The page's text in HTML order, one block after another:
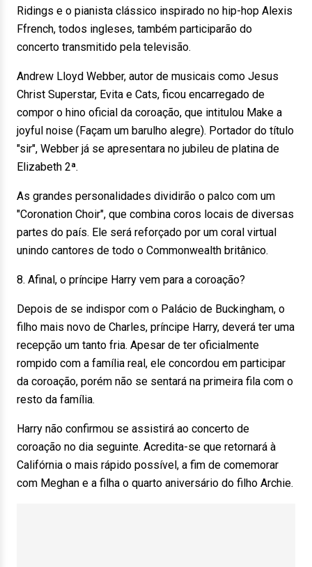
Ridings e o pianista clássico inspirado no hip-hop Alexis
Ffrench, todos ingleses, também participarão do
concerto transmitido pela televisão.
Andrew Lloyd Webber, autor de musicais como Jesus
Christ Superstar, Evita e Cats, ficou encarregado de
compor o hino oficial da coroação, que intitulou Make a
joyful noise (Façam um barulho alegre). Portador do título
"sir", Webber já se apresentara no jubileu de platina de
Elizabeth 2ª.
As grandes personalidades dividirão o palco com um
"Coronation Choir", que combina coros locais de diversas
partes do país. Ele será reforçado por um coral virtual
unindo cantores de todo o Commonwealth britânico.
8. Afinal, o príncipe Harry vem para a coroação?
Depois de se indispor com o Palácio de Buckingham, o
filho mais novo de Charles, príncipe Harry, deverá ter uma
recepção um tanto fria. Apesar de ter oficialmente
rompido com a família real, ele concordou em participar
da coroação, porém não se sentará na primeira fila com o
resto da família.
Harry não confirmou se assistirá ao concerto de
coroação no dia seguinte. Acredita-se que retornará à
Califórnia o mais rápido possível, a fim de comemorar
com Meghan e a filha o quarto aniversário do filho Archie.